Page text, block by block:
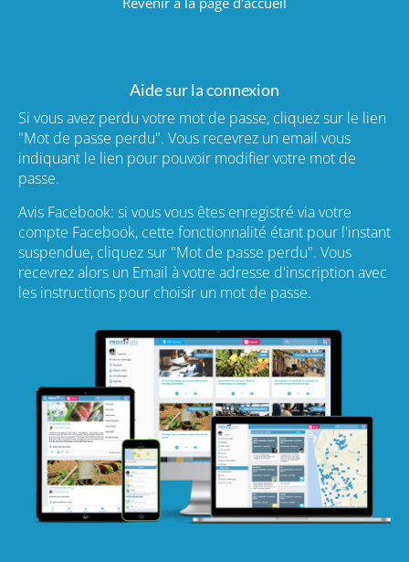
Aide sur la connexion
Si vous avez perdu votre mot de passe, cliquez sur le lien
"Mot de passe perdu". Vous recevrez un email vous
indiquant le lien pour pouvoir modifier votre mot de
passe.
Avis Facebook: si vous vous êtes enregistré via votre
compte Facebook, cette fonctionnalité étant pour l'instant
suspendue, cliquez sur "Mot de passe perdu". Vous
recevrez alors un Email à votre adresse d'inscription avec
les instructions pour choisir un mot de passe.